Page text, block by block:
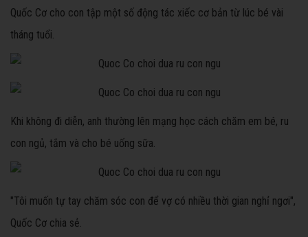
Quốc Cơ cho con tập một số động tác xiếc cơ bản từ lúc bé vài
tháng tuổi.
Khi không đi diễn, anh thường lên mạng học cách chăm em bé, ru
con ngủ, tắm và cho bé uống sữa.
"Tôi muốn tự tay chăm sóc con để vợ có nhiều thời gian nghỉ ngơi",
Quốc Cơ chia sẻ.